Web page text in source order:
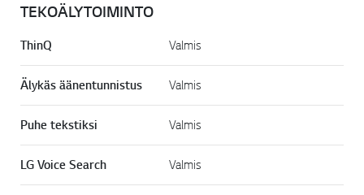
TEKOÄLYTOIMINTO
ThinQ Valmis
Älykäs äänentunnistus Valmis
Puhe tekstiksi Valmis
LG Voice Search Valmis